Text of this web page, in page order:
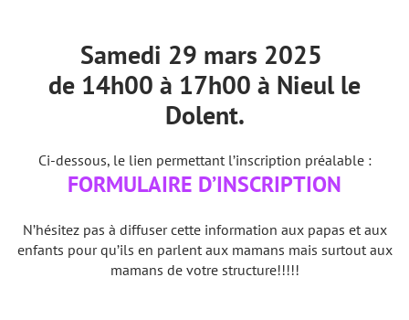
Samedi 29 mars 2025
de 14h00 à 17h00 à Nieul le
Dolent.
Ci-dessous, le lien permettant l’inscription préalable :
FORMULAIRE D’INSCRIPTION
N’hésitez pas à diffuser cette information aux papas et aux
enfants pour qu’ils en parlent aux mamans mais surtout aux
mamans de votre structure!!!!!